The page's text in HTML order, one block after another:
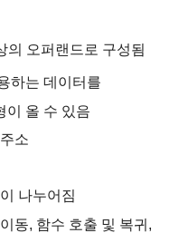
의 오퍼랜드로 구성됨
하는 데이터를
이 올 수 있음
소
나누어짐
동, 함수 호출 및 복귀 ,